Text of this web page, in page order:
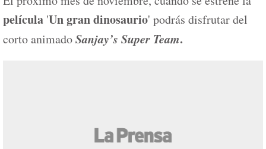
película 'Un gran dinosaurio' podrás disfrutar del
corto animadoSanjay’s Super Team.